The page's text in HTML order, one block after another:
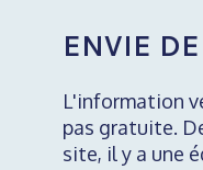
ENVIE
L'information
pas gratuite.
site, il y a une